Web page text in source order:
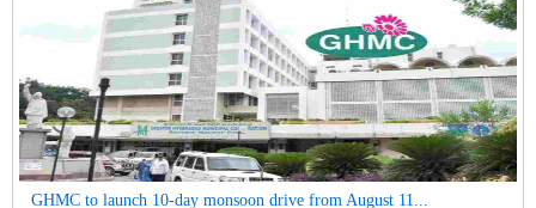
GHMC to launch 10-day monsoon drive from August 11...